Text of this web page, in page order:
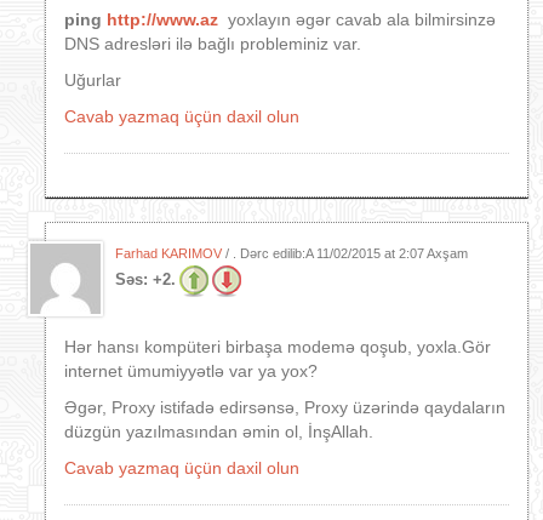
ping http://www.az yoxlayın əgər cavab ala bilmirsinzə
DNS adresləri ilə bağlı probleminiz var.
Uğurlar
Cavab yazmaq üçün daxil olun
Farhad KARIMOV / . Dərc edilib:A 11/02/2015 at 2:07 Axşam
Səs: +2.
Hər hansı kompüteri birbaşa modemə qoşub, yoxla.Gör
internet ümumiyyətlə var ya yox?
Əgər, Proxy istifadə edirsənsə, Proxy üzərində qaydaların
düzgün yazılmasından əmin ol, İnşAllah.
Cavab yazmaq üçün daxil olun